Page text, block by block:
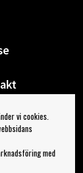
vi cookies.
med